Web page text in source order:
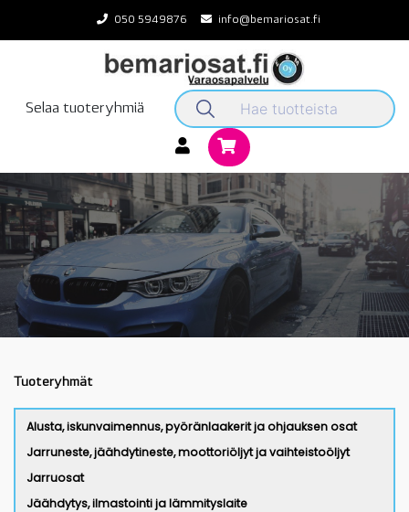
content
050 5949876 info@bemariosat.fi
Selaa tuoteryhmiä
Tuoteryhmät
Alusta, iskunvaimennus, pyöränlaakerit ja ohjauksen osat
Jarruneste, jäähdytineste, moottoriöljyt ja vaihteistoöljyt
Jarruosat
Jäähdytys, ilmastointi ja lämmityslaite